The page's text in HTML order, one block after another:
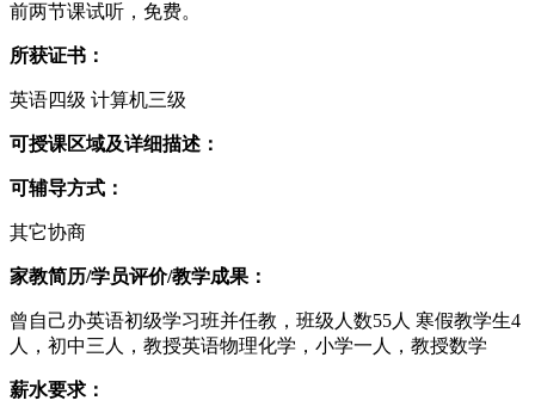
前两节课试听，免费。
所获证书：
英语四级 计算机三级
可授课区域及详细描述：
可辅导方式：
其它协商
家教简历/学员评价/教学成果：
曾自己办英语初级学习班并任教，班级人数55人 寒假教学生4
人，初中三人，教授英语物理化学，小学一人，教授数学
薪水要求：